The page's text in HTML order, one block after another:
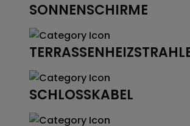
SONNENSCHIRME
SCHLOSSKABEL